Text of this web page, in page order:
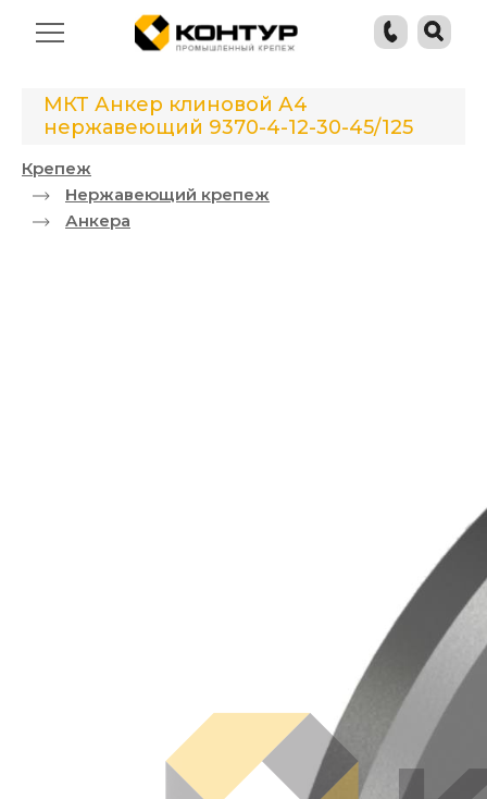
МКТ Анкер клиновой А4
нержавеющий 9370-4-12-30-45/125
Крепеж
Нержавеющий крепеж
Анкера